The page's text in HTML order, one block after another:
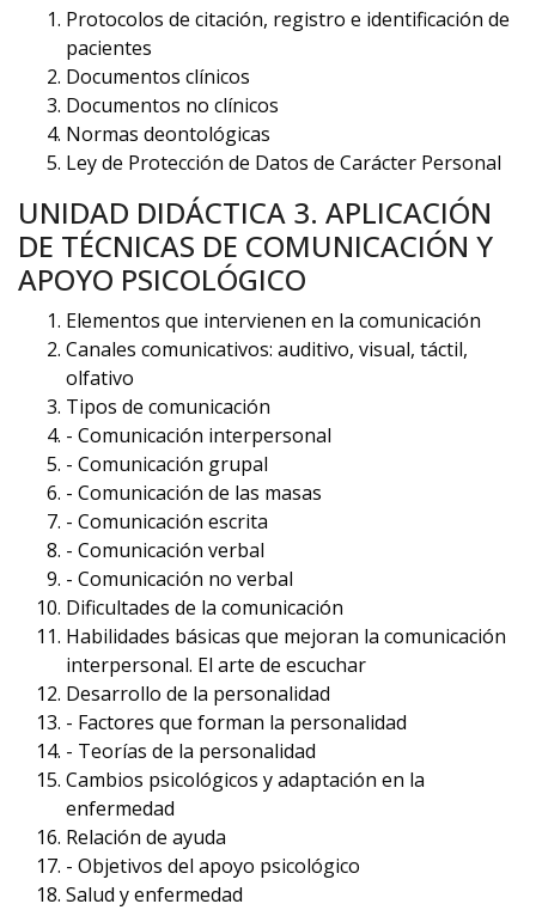
Protocolos de citación, registro e identificación de
pacientes
Documentos clínicos
Documentos no clínicos
Normas deontológicas
Ley de Protección de Datos de Carácter Personal
UNIDAD DIDÁCTICA 3. APLICACIÓN
DE TÉCNICAS DE COMUNICACIÓN Y
APOYO PSICOLÓGICO
Elementos que intervienen en la comunicación
Canales comunicativos: auditivo, visual, táctil,
olfativo
Tipos de comunicación
- Comunicación interpersonal
- Comunicación grupal
- Comunicación de las masas
- Comunicación escrita
- Comunicación verbal
- Comunicación no verbal
Dificultades de la comunicación
Habilidades básicas que mejoran la comunicación
interpersonal. El arte de escuchar
Desarrollo de la personalidad
- Factores que forman la personalidad
- Teorías de la personalidad
Cambios psicológicos y adaptación en la
enfermedad
Relación de ayuda
- Objetivos del apoyo psicológico
Salud y enfermedad